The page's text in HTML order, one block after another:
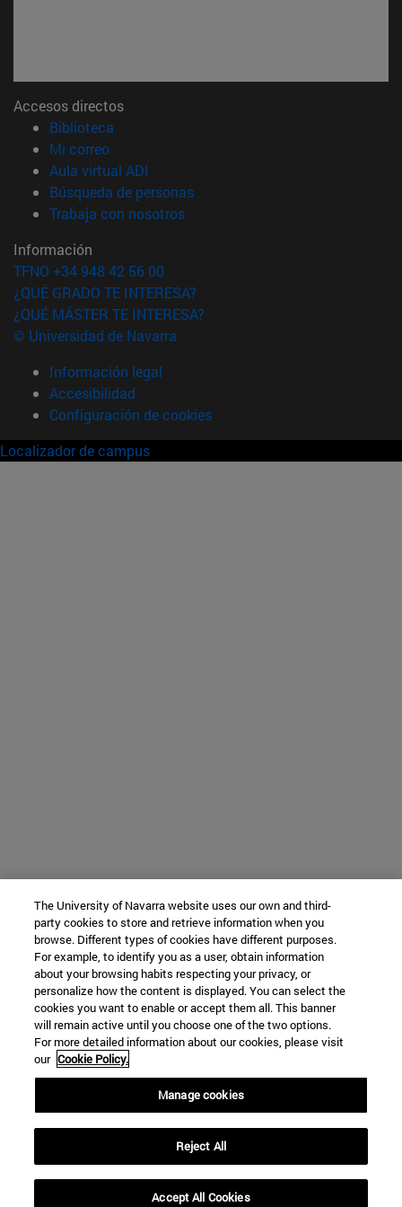
Accesos directos
Biblioteca
Mi correo(abre en nueva ventana)
Aula virtual ADI
Búsqueda de personas(abre en nueva ventana)
Trabaja con nosotros(abre en nueva ventana)
Información
TFNO +34 948 42 56 00
¿QUÉ GRADO TE INTERESA?
¿QUÉ MÁSTER TE INTERESA?
© Universidad de Navarra
Información legal
Accesibilidad
Configuración de cookies
Localizador de campus
The University of Navarra website uses our own and third-
party cookies to store and retrieve information when you
browse. Different types of cookies have different purposes.
For example, to identify you as a user, obtain information
about your browsing habits respecting your privacy, or
personalize how the content is displayed. You can select the
cookies you want to enable or accept them all. This banner
will remain active until you choose one of the two options.
For more detailed information about our cookies, please visit
our Cookie Policy.
Manage cookies
Reject All
Accept All Cookies